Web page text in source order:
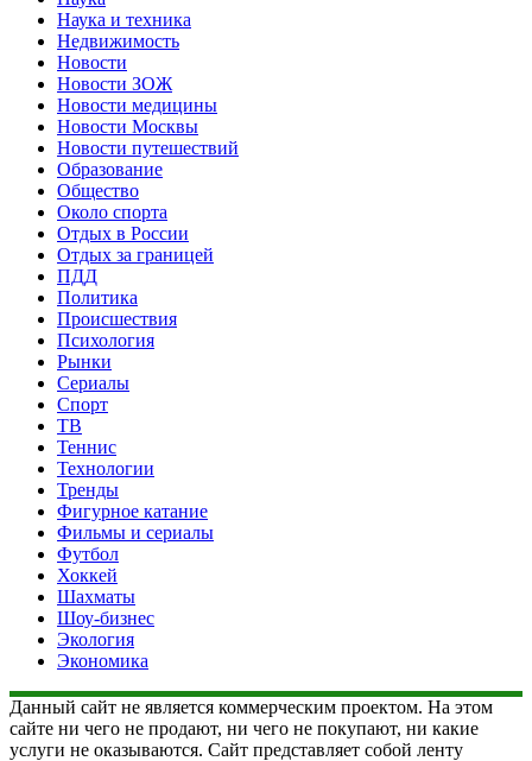
Наука и техника
Недвижимость
Новости
Новости ЗОЖ
Новости медицины
Новости Москвы
Новости путешествий
Образование
Общество
Около спорта
Отдых в России
Отдых за границей
ПДД
Политика
Происшествия
Психология
Рынки
Сериалы
Спорт
ТВ
Теннис
Технологии
Тренды
Фигурное катание
Фильмы и сериалы
Футбол
Хоккей
Шахматы
Шоу-бизнес
Экология
Экономика
Данный сайт не является коммерческим проектом. На этом
сайте ни чего не продают, ни чего не покупают, ни какие
услуги не оказываются. Сайт представляет собой ленту